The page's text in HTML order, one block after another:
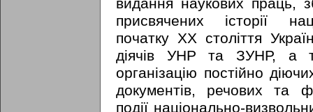
видання наукових праць,
присвячених історії
початку XX століття
діячів УНР та ЗУНР, а
організацію постійно
документів, речових та
події національно-